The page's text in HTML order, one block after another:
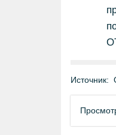
Источник: